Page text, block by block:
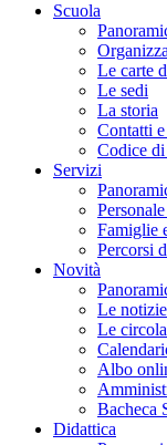
Scuola
Le carte
Le sedi
La storia
Contatti
Codice
Servizi
Famiglie
Percorsi
Novità
Le notizie
Le
Albo
Bacheca
Didattica